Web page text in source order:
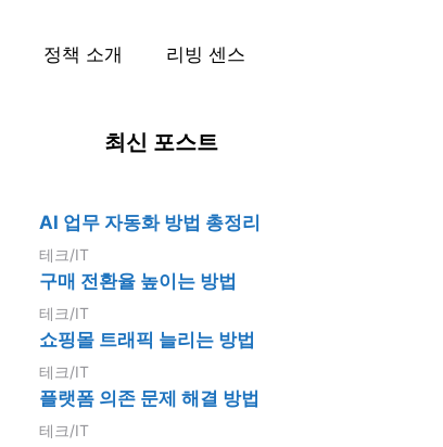
정책 소개 리빙 센스
최신 포스트
AI 업무 자동화 방법 총정리
테크/IT
구매 전환율 높이는 방법
테크/IT
쇼핑몰 트래픽 늘리는 방법
테크/IT
플랫폼 의존 문제 해결 방법
테크/IT